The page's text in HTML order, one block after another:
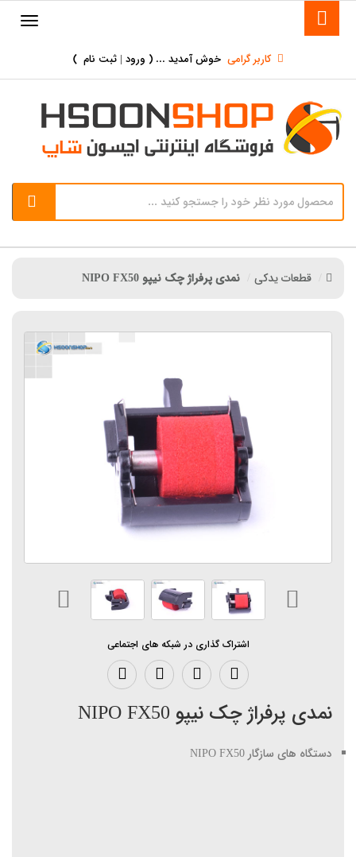
کاربر گرامی خوش آمدید ... ( ورود | ثبت نام )
قطعات یدکی نمدی پرفراژ چک نیپو NIPO FX50
اشتراک گذاری در شبکه های اجتماعی
نمدی پرفراژ چک نیپو NIPO FX50
دستگاه های سازگار NIPO FX50